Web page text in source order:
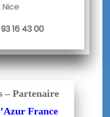
16 43 00
– Partenaire
France